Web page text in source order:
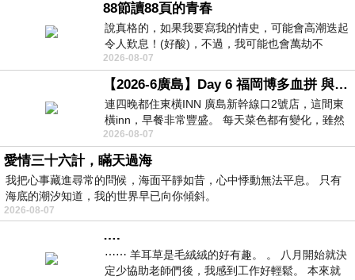
88節讀88頁的青春
說真格的，如果我要寫我的情史，可能會高潮迭起
令人歎息！(好酸)，不過，我可能也會萬劫不
復...，每天跪鍵盤還是被判了花心的罪
2026-08-07
【2026-6廣島】Day 6 福岡博多血拼 與機場接送少年司機深夜對談
連四晚都住東橫INN 廣島新幹線口2號店，這間東
橫inn，早餐非常豐盛。 每天菜色都有變化，雖然
看到工作人員拿出料理包加熱，但
2026-08-07
愛情三十六計，瞞天過海
我把心事藏進尋常的問候，海面平靜如昔，心中悸動無法平息。 只有
海底的潮汐知道，我的世界早已向你傾斜。
2026-08-07
….
⋯⋯ 羊耳草是毛絨絨的好有趣。 。 八月開始就決
定少協助老師們後，我感到工作好輕鬆。 本來就